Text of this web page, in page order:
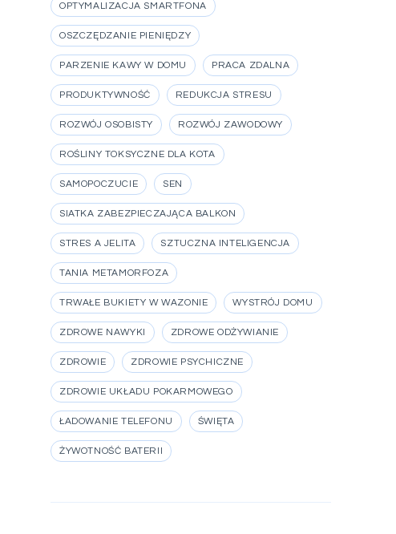
OPTYMALIZACJA SMARTFONA
OSZCZĘDZANIE PIENIĘDZY
PARZENIE KAWY W DOMU PRACA ZDALNA
PRODUKTYWNOŚĆ REDUKCJA STRESU
ROZWÓJ OSOBISTY ROZWÓJ ZAWODOWY
ROŚLINY TOKSYCZNE DLA KOTA
SAMOPOCZUCIE SEN
SIATKA ZABEZPIECZAJĄCA BALKON
STRES A JELITA SZTUCZNA INTELIGENCJA
TANIA METAMORFOZA
TRWAŁE BUKIETY W WAZONIE WYSTRÓJ DOMU
ZDROWE NAWYKI ZDROWE ODŻYWIANIE
ZDROWIE ZDROWIE PSYCHICZNE
ZDROWIE UKŁADU POKARMOWEGO
ŁADOWANIE TELEFONU ŚWIĘTA
ŻYWOTNOŚĆ BATERII